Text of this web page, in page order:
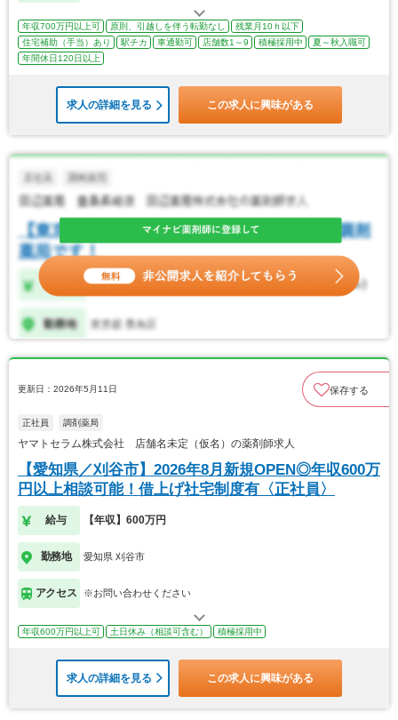
年収700万円以上可 原則、引越しを伴う転勤なし
残業月10ｈ以下
住宅補助（手当）あり
駅チカ 車通勤可 店舗数1～9 積極採用中
夏～秋入職可
年間休日120日以上
求人の詳細を見る この求人に興味がある
更新日：2026年5月11日 保存する
正社員 調剤薬局
ヤマトセラム株式会社 店舗名未定（仮名）の薬剤師求人
【愛知県／刈谷市】2026年8月新規OPEN◎年収600万
円以上相談可能！借上げ社宅制度有〈正社員〉
給与 【年収】600万円
勤務地 愛知県 刈谷市
アクセス ※お問い合わせください
年収600万円以上可 土日休み（相談可含む） 積極採用中
求人の詳細を見る この求人に興味がある